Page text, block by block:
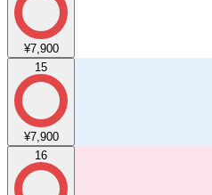
¥7,900
15
¥7,900
16